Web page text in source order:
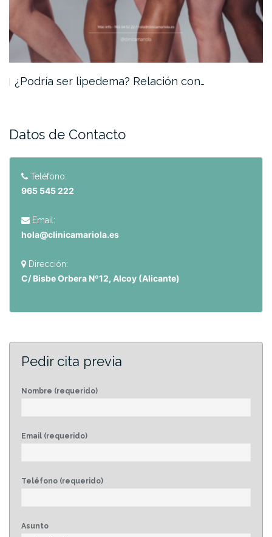
¿Podría ser lipedema? Relación con…
Datos de Contacto
Teléfono:
965 545 222
Email:
hola@clinicamariola.es
Dirección:
C/ Bisbe Orbera Nº12, Alcoy (Alicante)
Pedir cita previa
Nombre (requerido)
Email (requerido)
Teléfono (requerido)
Asunto